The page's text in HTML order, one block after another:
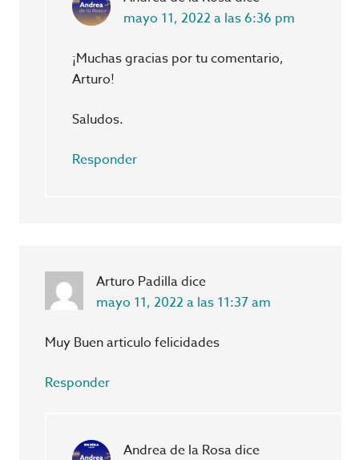
mayo 11, 2022 a las 6:36 pm
¡Muchas gracias por tu comentario,
Arturo!
Saludos.
Responder
Arturo Padilladice
mayo 11, 2022 a las 11:37 am
Muy Buen articulo felicidades
Responder
Andrea de la Rosadice